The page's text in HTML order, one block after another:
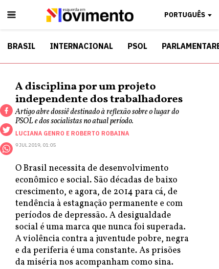
PORTUGUÊS
BRASIL INTERNACIONAL PSOL
A disciplina por um projeto
independente dos trabalhadores
Artigo abre dossiê destinado à reflexão sobre o lugar do
PSOL e dos socialistas no atual período.
LUCIANA GENRO E ROBERTO ROBAINA
9 JUL 2019, 01:05
O Brasil necessita de desenvolvimento
econômico e social. São décadas de baixo
crescimento, e agora, de 2014 para cá, de
tendência à estagnação permanente e com
períodos de depressão. A desigualdade
social é uma marca que nunca foi superada.
A violência contra a juventude pobre, negra
e da periferia é uma constante. As prisões
da miséria nos acompanham como sina.